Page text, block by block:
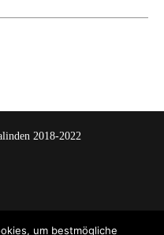
2018-2022
um bestmögliche